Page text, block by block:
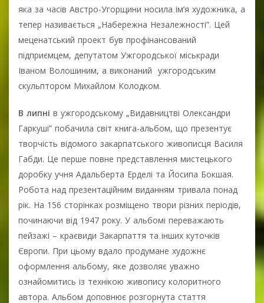
яка за часів Австро-Угорщини носила ім’я художника, а
тепер називається „Набережна Незалежності”. Цей
меценатський проект був профінансований
підприємцем, депутатом Ужгородської міськради
Іваном Волошиним, а виконаний ужгородським
скульптором Михайлом Колодком.
В липні в ужгородському „Видавництві Олександри
Гаркуші” побачила світ книга-альбом, що презентує
творчість відомого закарпатського живописця Василя
Габди. Це перше повне представлення мистецького
доробку учня Адальберта Ерделі та Йосипа Бокшая.
Робота над презентаційним виданням тривала понад
рік. На 156 сторінках розміщено твори різних періодів,
починаючи від 1947 року. У альбомі переважають
пейзажі – краєвиди Закарпаття та інших куточків
Європи. При цьому вдало продумане художнє
оформлення альбому, яке дозволяє уважно
ознайомитись із технікою живопису колоритного
автора. Альбом доповнює розгорнута стаття